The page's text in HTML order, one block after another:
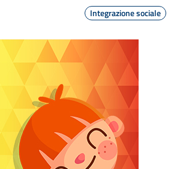
Integrazione sociale